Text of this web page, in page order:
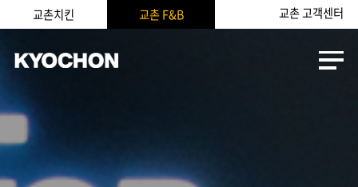
교촌치킨 교촌 F&B 교촌 고객센터